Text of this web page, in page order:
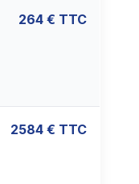
264 € TTC
2584 € TTC